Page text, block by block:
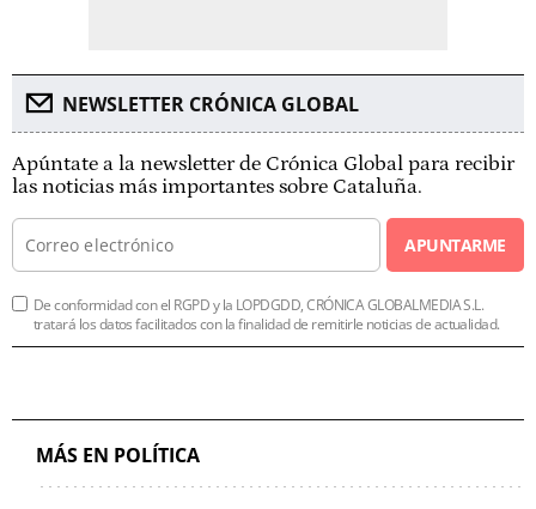
NEWSLETTER CRÓNICA GLOBAL
Apúntate a la newsletter de Crónica Global para recibir
las noticias más importantes sobre Cataluña.
APUNTARME
De conformidad con el RGPD y la LOPDGDD, CRÓNICA GLOBALMEDIA S.L.
tratará los datos facilitados con la finalidad de remitirle noticias de actualidad.
MÁS EN POLÍTICA